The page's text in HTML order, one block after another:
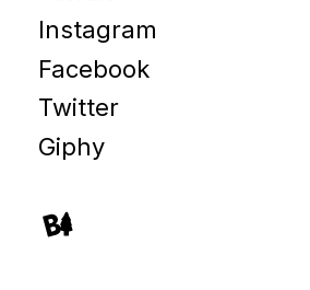
Instagram
Facebook
Twitter
Giphy